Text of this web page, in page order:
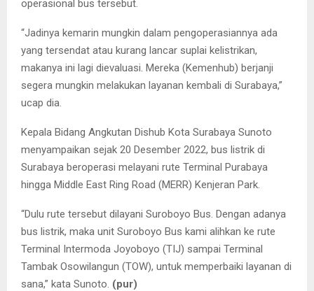
operasional bus tersebut.
“Jadinya kemarin mungkin dalam pengoperasiannya ada
yang tersendat atau kurang lancar suplai kelistrikan,
makanya ini lagi dievaluasi. Mereka (Kemenhub) berjanji
segera mungkin melakukan layanan kembali di Surabaya,”
ucap dia.
Kepala Bidang Angkutan Dishub Kota Surabaya Sunoto
menyampaikan sejak 20 Desember 2022, bus listrik di
Surabaya beroperasi melayani rute Terminal Purabaya
hingga Middle East Ring Road (MERR) Kenjeran Park.
“Dulu rute tersebut dilayani Suroboyo Bus. Dengan adanya
bus listrik, maka unit Suroboyo Bus kami alihkan ke rute
Terminal Intermoda Joyoboyo (TIJ) sampai Terminal
Tambak Osowilangun (TOW), untuk memperbaiki layanan di
sana,” kata Sunoto. (pur)